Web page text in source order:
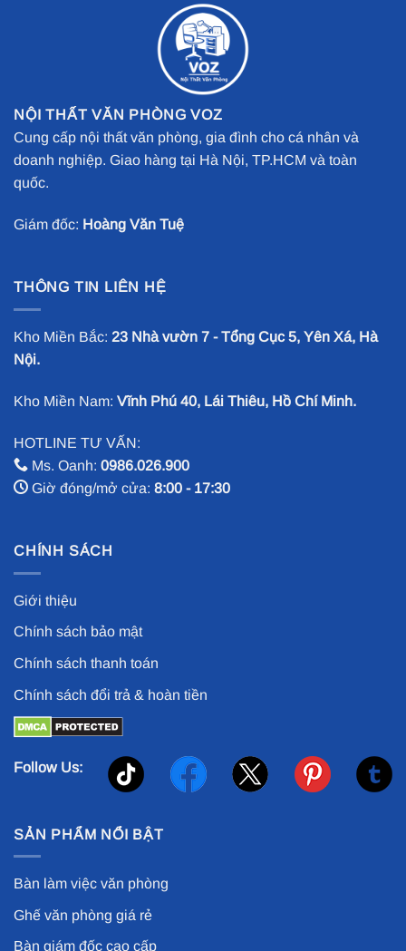
NỘI THẤT VĂN PHÒNG VOZ
Cung cấp nội thất văn phòng, gia đình cho cá nhân và
doanh nghiệp. Giao hàng tại Hà Nội, TP.HCM và toàn
quốc.
Giám đốc: Hoàng Văn Tuệ
THÔNG TIN LIÊN HỆ
Kho Miền Bắc: 23 Nhà vườn 7 - Tổng Cục 5, Yên Xá, Hà
Nội.
Kho Miền Nam: Vĩnh Phú 40, Lái Thiêu, Hồ Chí Minh.
HOTLINE TƯ VẤN:
Ms. Oanh: 0986.026.900
Giờ đóng/mở cửa: 8:00 - 17:30
CHÍNH SÁCH
Giới thiệu
Chính sách bảo mật
Chính sách thanh toán
Chính sách đổi trả & hoàn tiền
Follow Us:
SẢN PHẨM NỔI BẬT
Bàn làm việc văn phòng
Ghế văn phòng giá rẻ
Bàn giám đốc cao cấp